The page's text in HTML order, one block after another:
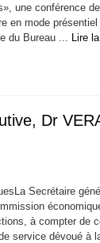
une conférence
en mode
du Bureau ... Lire
Dr
Secrétaire
à compter de
service dévoué à